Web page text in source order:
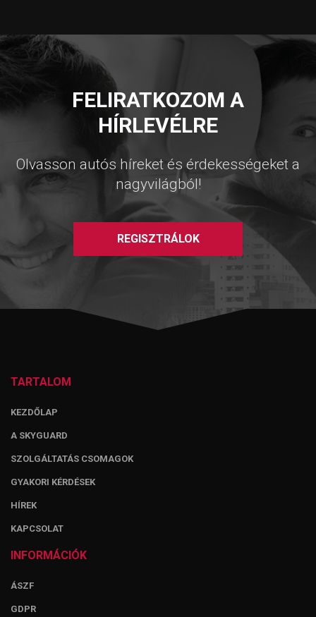
FELIRATKOZOM A
HÍRLEVÉLRE
Olvasson autós híreket és érdekességeket a
nagyvilágból!
REGISZTRÁLOK
TARTALOM
KEZDŐLAP
A SKYGUARD
SZOLGÁLTATÁS CSOMAGOK
GYAKORI KÉRDÉSEK
HÍREK
KAPCSOLAT
INFORMÁCIÓK
ÁSZF
GDPR